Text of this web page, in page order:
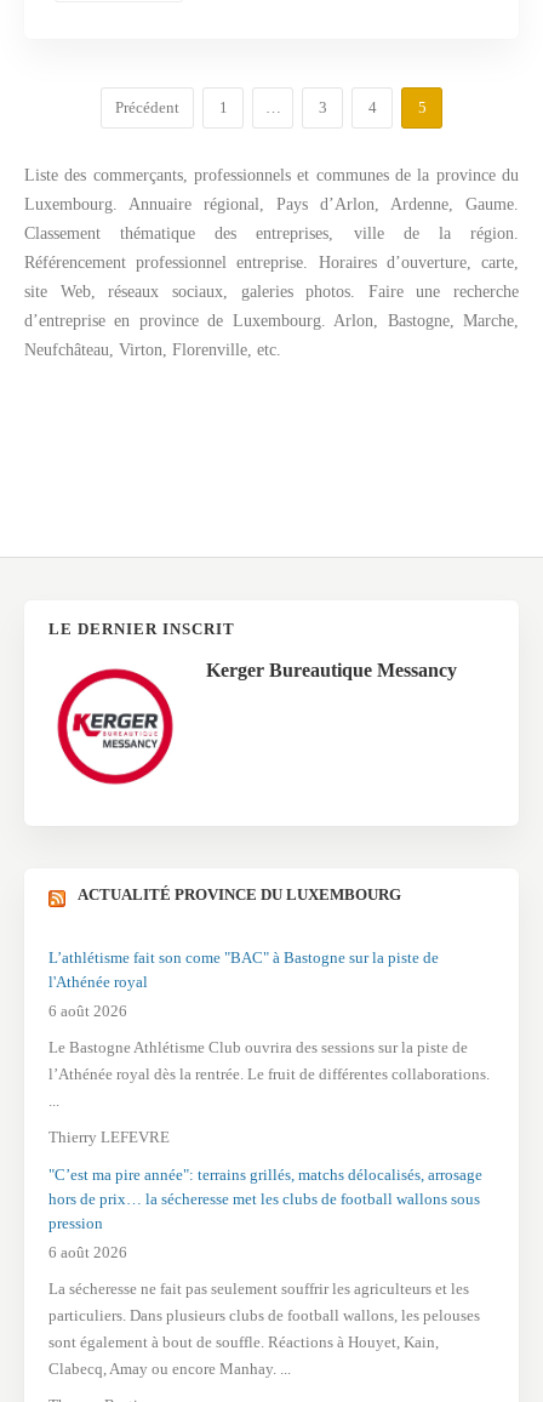
Précédent 1 3 4 5
Liste des commerçants, professionnels et communes de la province du
Luxembourg. Annuaire régional, Pays d’Arlon, Ardenne, Gaume.
Classement thématique des entreprises, ville de la région.
Référencement professionnel entreprise. Horaires d’ouverture, carte,
site Web, réseaux sociaux, galeries photos. Faire une recherche
d’entreprise en province de Luxembourg. Arlon, Bastogne, Marche,
Neufchâteau, Virton, Florenville, etc.
LE DERNIER INSCRIT
Kerger Bureautique Messancy
ACTUALITÉ PROVINCE DU LUXEMBOURG
L’athlétisme fait son come "BAC" à Bastogne sur la piste de
l'Athénée royal
6 août 2026
Le Bastogne Athlétisme Club ouvrira des sessions sur la piste de
l’Athénée royal dès la rentrée. Le fruit de différentes collaborations.
Thierry LEFEVRE
"C’est ma pire année": terrains grillés, matchs délocalisés, arrosage
hors de prix… la sécheresse met les clubs de football wallons sous
pression
6 août 2026
La sécheresse ne fait pas seulement souffrir les agriculteurs et les
particuliers. Dans plusieurs clubs de football wallons, les pelouses
sont également à bout de souffle. Réactions à Houyet, Kain,
Clabecq, Amay ou encore Manhay. ...